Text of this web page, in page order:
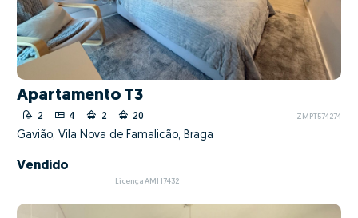
Apartamento T3
2 4 2 20 ZMPT574274
Gavião, Vila Nova de Famalicão, Braga
Vendido
Licença AMI 17432